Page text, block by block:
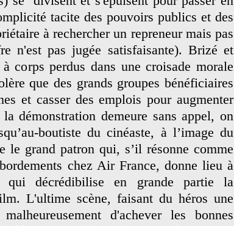
tacite des pouvoirs publics et des
à rechercher un repreneur mais pas
n'est pas jugée satisfaisante). Brizé et
corps perdus dans une croisade morale
que des grands groupes bénéficiaires
et casser des emplois pour augmenter
démonstration demeure sans appel, on
boutiste du cinéaste, à l’image du
le grand patron qui, s’il résonne comme
chez Air France, donne lieu à
qui décrédibilise en grande partie la
L'ultime scène, faisant du héros une
d'achever les bonnes